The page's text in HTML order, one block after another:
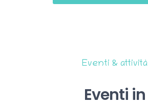
Eventi & attività
Eventi in